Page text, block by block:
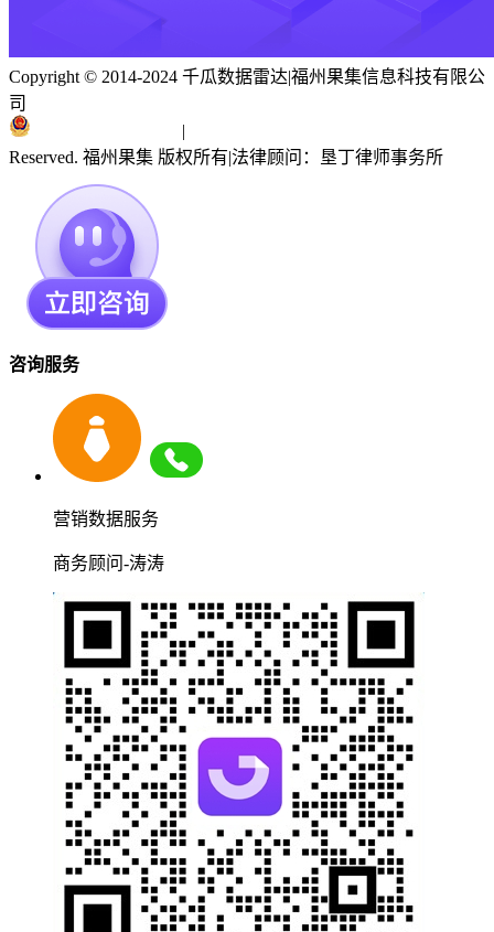
Copyright © 2014-2024 千瓜数据雷达|福州果集信息科技有限公
司
|
Reserved. 福州果集 版权所有|法律顾问：垦丁律师事务所
咨询服务
营销数据服务
商务顾问-涛涛